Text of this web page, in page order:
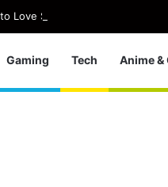
Love Sensation (Afterhours Mix)
Gaming Tech Anime